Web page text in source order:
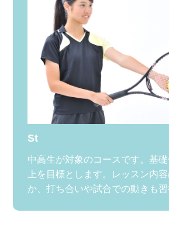
St
中高生が対象のコースです。基
上を目標とします。レッスン内
か、打ち合いや試合での動きも習